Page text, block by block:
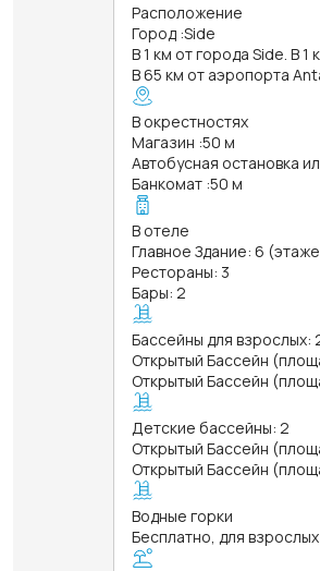
Расположение
Город :Side
В 1 км от города Side. В
В 65 км от аэропорта
В окрестностях
Магазин :50 м
Автобусная остановка
Банкомат :50 м
В отеле
Главное Здание: 6
Рестораны: 3
Бары: 2
Бассейны для взрослых:
Открытый Бассейн
Открытый Бассейн
Детские бассейны: 2
Открытый Бассейн
Открытый Бассейн
Водные горки
Бесплатно, для